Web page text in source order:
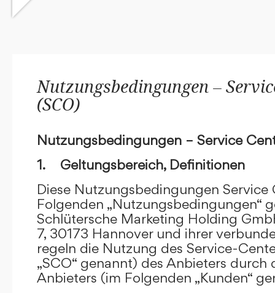
Nutzungsbedingungen –
(SCO)
Nutzungsbedingungen – Service
1. Geltungsbereich, Definitionen
Diese Nutzungsbedingungen Service
Folgenden „Nutzungsbedingungen“
Schlütersche Marketing Holding
7, 30173 Hannover und ihrer
regeln die Nutzung des Service-
„SCO“ genannt) des Anbieters durch
Anbieters (im Folgenden „Kunden“